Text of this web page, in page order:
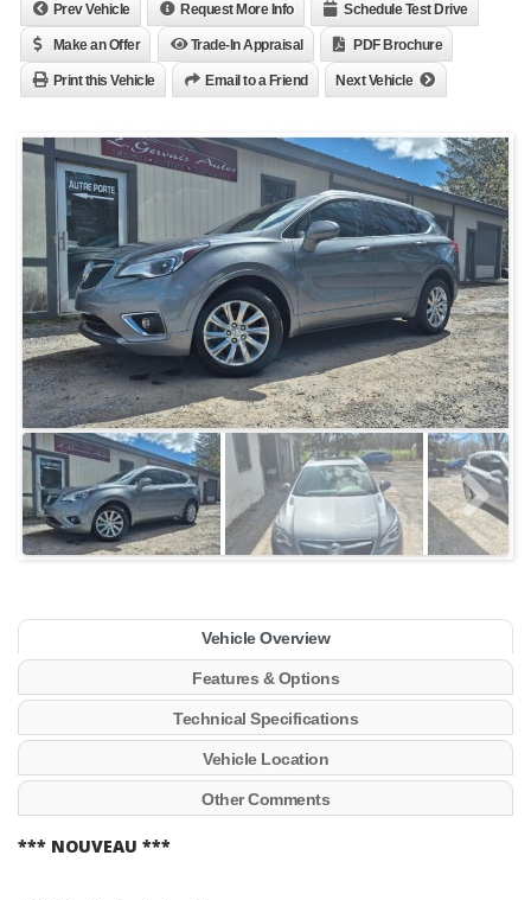
Prev Vehicle Request More Info Schedule Test Drive
Make an Offer Trade-In Appraisal PDF Brochure
Print this Vehicle Email to a Friend Next Vehicle
Vehicle Overview
Features & Options
Technical Specifications
Vehicle Location
Other Comments
*** NOUVEAU ***